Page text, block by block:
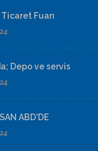
Ticaret Fuarı
Depo ve servis
ABD'DE